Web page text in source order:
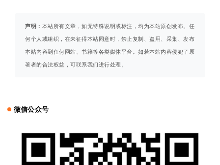
声明： 本站所有文章，如无特殊说明或标注，均为本站原创发布。任
何个人或组织，在未征得本站同意时，禁止复制、盗用、采集、发布
本站内容到任何网站、书籍等各类媒体平台。如若本站内容侵犯了原
著者的合法权益，可联系我们进行处理。
微信公众号